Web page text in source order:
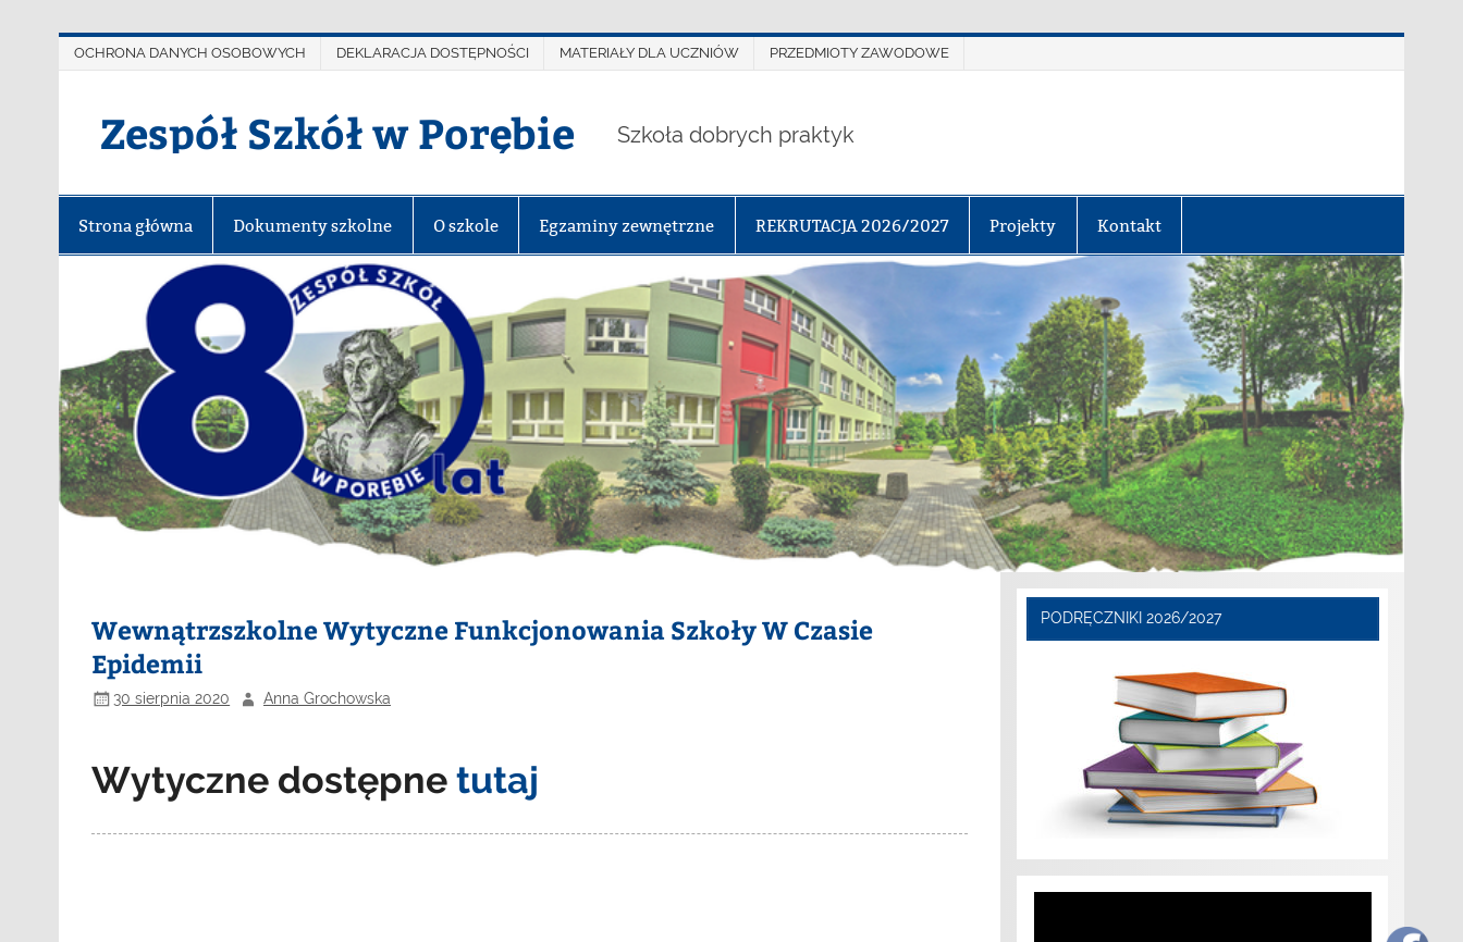
OCHRONA DANYCH OSOBOWYCH DEKLARACJA DOSTĘPNOŚCI MATERIAŁY DLA UCZNIÓW PRZEDMIOTY ZAWODOWE
Zespół Szkół w Porębie Szkoła dobrych praktyk
Strona główna Dokumenty szkolne O szkole Egzaminy zewnętrzne REKRUTACJA 2026/2027 Projekty Kontakt
Wewnątrzszkolne Wytyczne Funkcjonowania Szkoły W Czasie
Epidemii
30 sierpnia 2020 Anna Grochowska
Wytyczne dostępnetutaj
PODRĘCZNIKI 2026/2027